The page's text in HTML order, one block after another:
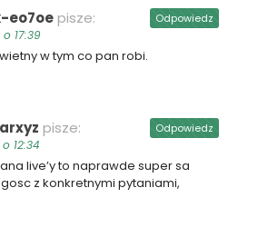
eo7oepisze:
17:39
w tym co pan robi.
Odpowiedz
pisze:
12:34
live’y to naprawde super sa
z konkretnymi pytaniami,
Odpowiedz